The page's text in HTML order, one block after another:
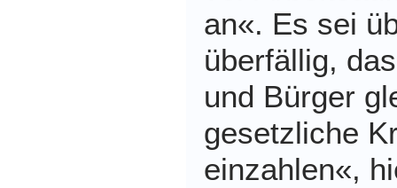
an«. Es sei
überfällig,
und Bürger
gesetzliche
einzahlen«,